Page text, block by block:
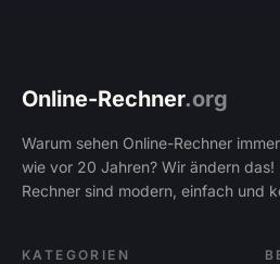
Online-Rechner.org
Warum sehen Online-Rechner
wie vor 20 Jahren? Wir ändern das!
Rechner sind modern, einfach und
KATEGORIEN